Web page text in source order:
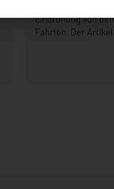
Einordnung von
Fahrten. Der